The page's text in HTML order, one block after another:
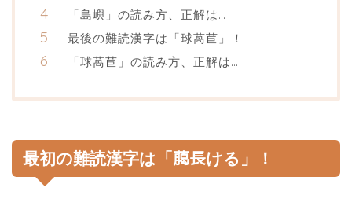
「島嶼」の読み方、正解は…
最後の難読漢字は「球萵苣」！
「球萵苣」の読み方、正解は…
最初の難読漢字は「﨟長ける」！